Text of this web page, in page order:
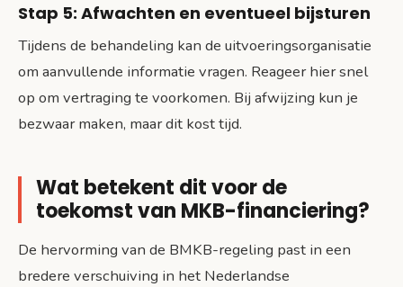
Stap 5: Afwachten en eventueel bijsturen
Tijdens de behandeling kan de uitvoeringsorganisatie
om aanvullende informatie vragen. Reageer hier snel
op om vertraging te voorkomen. Bij afwijzing kun je
bezwaar maken, maar dit kost tijd.
Wat betekent dit voor de
toekomst van MKB-financiering?
De hervorming van de BMKB-regeling past in een
bredere verschuiving in het Nederlandse